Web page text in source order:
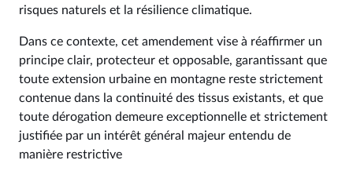
risques naturels et la résilience climatique.
Dans ce contexte, cet amendement vise à réaffirmer un
principe clair, protecteur et opposable, garantissant que
toute extension urbaine en montagne reste strictement
contenue dans la continuité des tissus existants, et que
toute dérogation demeure exceptionnelle et strictement
justifiée par un intérêt général majeur entendu de
manière restrictive